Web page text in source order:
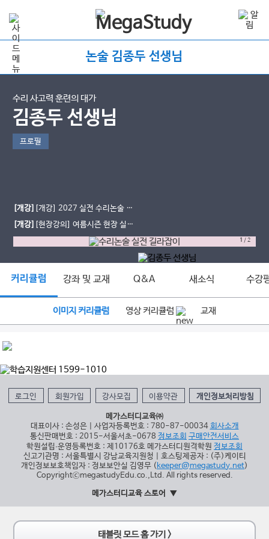
논술 김종두 선생님
수리 사고력 훈련의 대가
김종두 선생님
프로필
[개강] [개강] 2027 실전 수리논술 길
라잡이
[개강] [현장강의] 여름시즌 현장 실전
반 시간표
1 /2
커리큘럼 강좌 및 교재 Q&A 새소식 수강
이미지 커리큘럼 영상 커리큘럼 교재
로그인 회원가입 강사모집 이용약관 개인정보처리방침
메가스터디교육㈜
대표이사 : 손성은 | 사업자등록번호 : 780-87-00034 회사소개
통신판매번호 : 2015-서울서초-0678 정보조회 구매안전서비스
학원설립∙운영등록번호 : 제10176호 메가스터디원격학원 정보조회
신고기관명 : 서울특별시 강남교육지원청 | 호스팅제공자 : (주)케이티
개인정보보호책임자 : 정보보안실 김영무 (keeper@megastudy.net)
CopyrightⓒmegastudyEdu.co.,Ltd. All rights reserved.
메가스터디교육 스토어
태블릿 모드 홈 가기 >